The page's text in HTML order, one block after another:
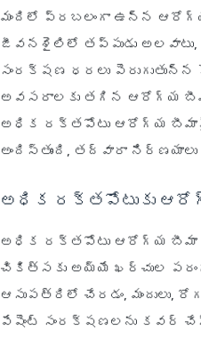
మందిలో ప్రబలంగా ఉన్న
జీవనశైలిలో తప్పుడు అలవాటు,
సంరక్షణ ధరలు
అవసరాలకు తగిన ఆరోగ్య
అధిక రక్తపోటు ఆరోగ్య
అందిస్తుంది, తద్వారా
అధిక రక్తపోటుకు
అధిక రక్తపోటు ఆరోగ్య బీమా
చికిత్సకు అయ్యే ఖర్చుల
ఆసుపత్రిలో చేరడం,
పేషెంట్ సంరక్షణలను కవర్